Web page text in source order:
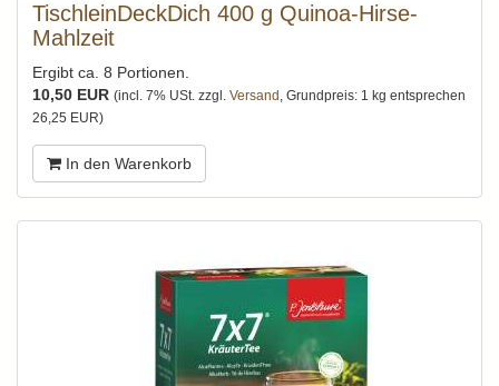
TischleinDeckDich 400 g Quinoa-Hirse-
Mahlzeit
Ergibt ca. 8 Portionen.
10,50 EUR (incl. 7% USt. zzgl. Versand , Grundpreis: 1 kg entsprechen
26,25 EUR)
In den Warenkorb